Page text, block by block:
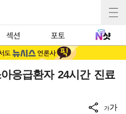
섹션 포토
응급환자 24시간 진료
가가